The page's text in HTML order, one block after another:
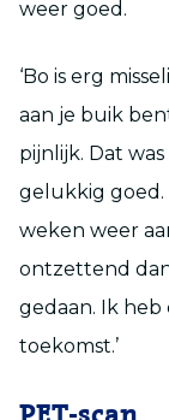
weer goed.
‘Bo is erg
aan je buik
pijnlijk. Dat
gelukkig goed.
weken weer
ontzettend
gedaan. Ik heb
toekomst.’